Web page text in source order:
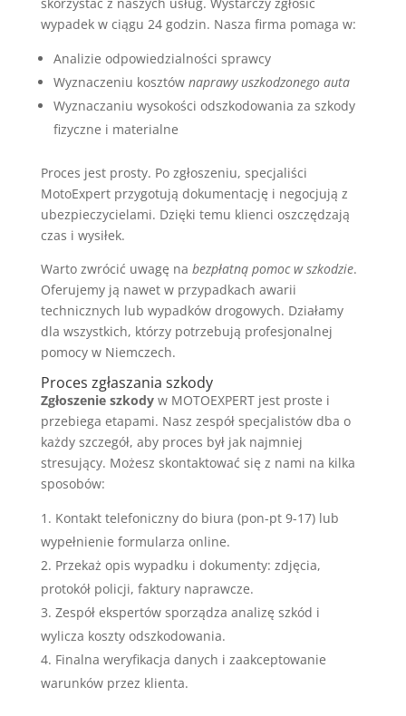
wypadek w ciągu 24 godzin. Nasza firma pomaga w:
Analizie odpowiedzialności sprawcy
Wyznaczeniu kosztów naprawy uszkodzonego auta
Wyznaczaniu wysokości odszkodowania za szkody
fizyczne i materialne
Proces jest prosty. Po zgłoszeniu, specjaliści
MotoExpert przygotują dokumentację i negocjują z
ubezpieczycielami. Dzięki temu klienci oszczędzają
czas i wysiłek.
Warto zwrócić uwagę na bezpłatną pomoc w szkodzie.
Oferujemy ją nawet w przypadkach awarii
technicznych lub wypadków drogowych. Działamy
dla wszystkich, którzy potrzebują profesjonalnej
pomocy w Niemczech.
Proces zgłaszania szkody
Zgłoszenie szkodyw MOTOEXPERT jest proste i
przebiega etapami. Nasz zespół specjalistów dba o
każdy szczegół, aby proces był jak najmniej
stresujący. Możesz skontaktować się z nami na kilka
sposobów:
Kontakt telefoniczny do biura (pon-pt 9-17) lub
wypełnienie formularza online.
Przekaż opis wypadku i dokumenty: zdjęcia,
protokół policji, faktury naprawcze.
Zespół ekspertów sporządza analizę szkód i
wylicza koszty odszkodowania.
Finalna weryfikacja danych i zaakceptowanie
warunków przez klienta.